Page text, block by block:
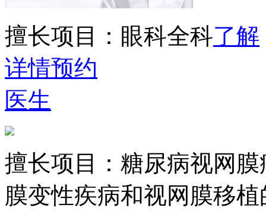
擅长项目： 眼科全科了解
详情预约
医生
擅长项目： 糖尿病视网
膜变性疾病和视网膜移